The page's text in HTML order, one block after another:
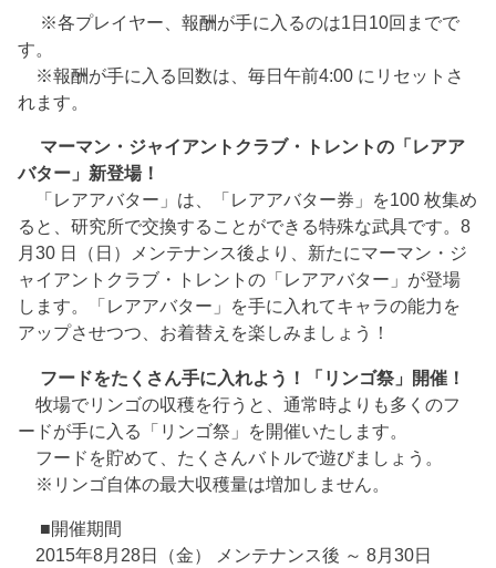
※各プレイヤー、報酬が手に入るのは1日10回までで
す。
※報酬が手に入る回数は、毎日午前4:00 にリセットさ
れます。
マーマン・ジャイアントクラブ・トレントの「レアア
バター」新登場！
「レアアバター」は、「レアアバター券」を100 枚集め
ると、研究所で交換することができる特殊な武具です。8
月30 日（日）メンテナンス後より、新たにマーマン・ジ
ャイアントクラブ・トレントの「レアアバター」が登場
します。「レアアバター」を手に入れてキャラの能力を
アップさせつつ、お着替えを楽しみましょう！
フードをたくさん手に入れよう！「リンゴ祭」開催！
牧場でリンゴの収穫を行うと、通常時よりも多くのフ
ードが手に入る「リンゴ祭」を開催いたします。
フードを貯めて、たくさんバトルで遊びましょう。
※リンゴ自体の最大収穫量は増加しません。
■開催期間
2015年8月28日（金） メンテナンス後 ～ 8月30日